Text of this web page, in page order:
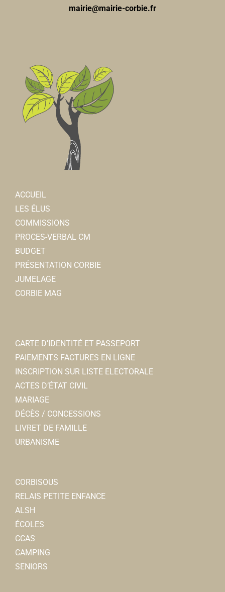
mairie@mairie-corbie.fr
ACCUEIL
LES ÉLUS
COMMISSIONS
PROCES-VERBAL CM
BUDGET
PRÉSENTATION CORBIE
JUMELAGE
CORBIE MAG
CARTE D’IDENTITÉ ET PASSEPORT
PAIEMENTS FACTURES EN LIGNE
INSCRIPTION SUR LISTE ELECTORALE
ACTES D’ÉTAT CIVIL
MARIAGE
DÉCÈS / CONCESSIONS
LIVRET DE FAMILLE
URBANISME
CORBISOUS
RELAIS PETITE ENFANCE
ALSH
ÉCOLES
CCAS
CAMPING
SENIORS